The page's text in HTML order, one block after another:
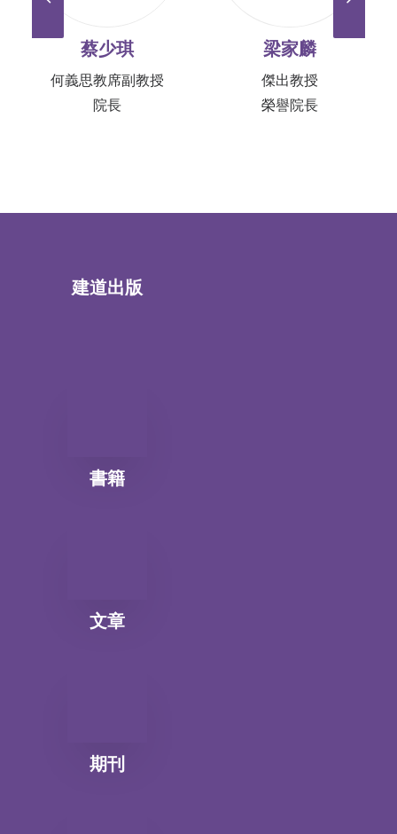
蔡少琪
何義思教席副教授
院長
梁家麟
傑出教授
榮譽院長
建道出版
書籍
文章
期刊